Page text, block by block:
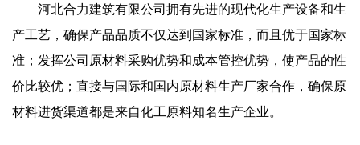
河北合力建筑有限公司拥有先进的现代化生产设备和生
产工艺，确保产品品质不仅达到国家标准，而且优于国家标
准；发挥公司原材料采购优势和成本管控优势，使产品的性
价比较优；直接与国际和国内原材料生产厂家合作，确保原
材料进货渠道都是来自化工原料知名生产企业。